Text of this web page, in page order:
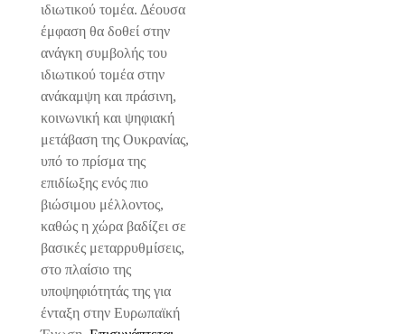
ιδιωτικού τομέα. Δέουσα
έμφαση θα δοθεί στην
ανάγκη συμβολής του
ιδιωτικού τομέα στην
ανάκαμψη και πράσινη,
κοινωνική και ψηφιακή
μετάβαση της Ουκρανίας,
υπό το πρίσμα της
επιδίωξης ενός πιο
βιώσιμου μέλλοντος,
καθώς η χώρα βαδίζει σε
βασικές μεταρρυθμίσεις,
στο πλαίσιο της
υποψηφιότητάς της για
ένταξη στην Ευρωπαϊκή